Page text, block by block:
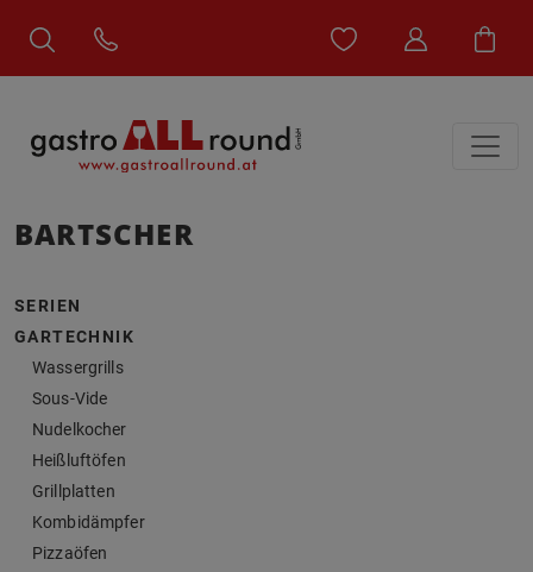
BARTSCHER
SERIEN
GARTECHNIK
Wassergrills
Sous-Vide
Nudelkocher
Heißluftöfen
Grillplatten
Kombidämpfer
Pizzaöfen